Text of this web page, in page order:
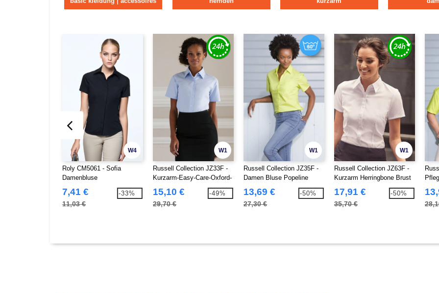
W4
Roly CM5061 - Sofia
Damenbluse
7,41 €
11,03 €
-33%
W1
Russell Collection JZ33F -
Kurzarm-Easy-Care-Oxford-
15,10 €
29,70 €
-49%
W1
Russell Collection JZ35F -
Damen Bluse Popeline
13,69 €
27,30 €
-50%
W1
Russell Collection JZ63F -
Kurzarm Herringbone Brust
17,91 €
35,70 €
-50%